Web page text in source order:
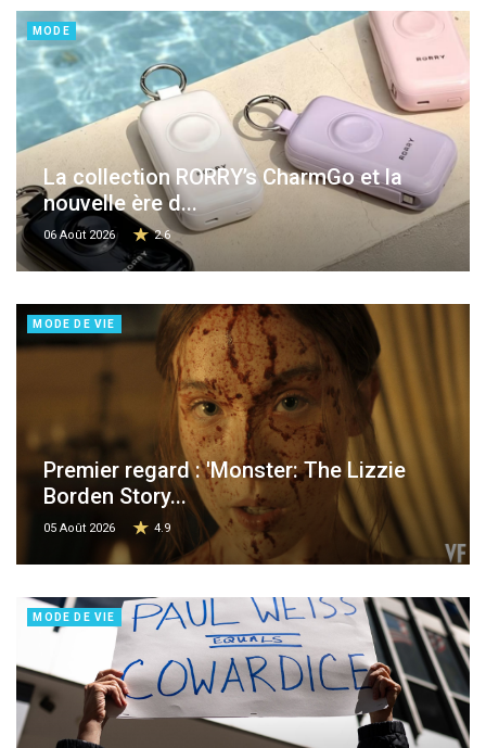
MODE
La collection RORRY’s CharmGo et la
nouvelle ère d...
06 Août 2026 2.6
MODE DE VIE
Premier regard : 'Monster: The Lizzie
Borden Story...
05 Août 2026 4.9
MODE DE VIE